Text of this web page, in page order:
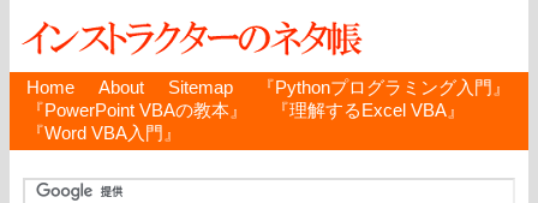
Home About Sitemap
『Pythonプログラミング入門』
『PowerPoint VBAの教本』
『理解するExcel VBA』
『Word VBA入門』